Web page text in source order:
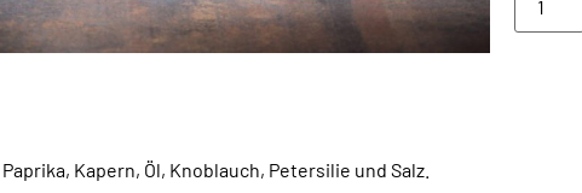
Kapern, Öl, Knoblauch, Petersilie und Salz.